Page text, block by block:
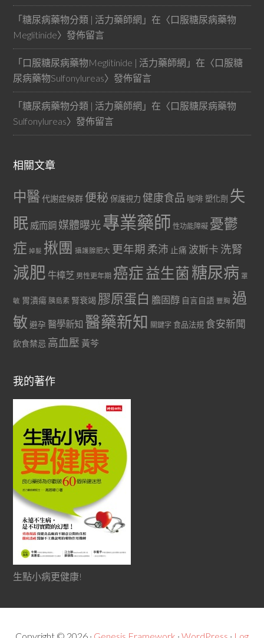
「糖尿病藥物分類 | 活力藥師網 」在〈口服糖尿病藥物
Meglitinide〉發佈留言
「口服糖尿病藥物Meglitinide | 活力藥師網 」在〈口服糖
尿病藥物Sulfonylureas〉發佈留言
「糖尿病藥物分類 | 活力藥師網 」在〈口服糖尿病藥物
Sulfonylureas〉發佈留言
相關文章
中醫代謝症候群 便秘 保護視力 健康食品 咖啡 塑化劑 失
眠 威而鋼 媒體曝光專業藥師 性功能障礙 憂鬱
症 掉髮 揪團 攝護腺肥大 更年期 柔沛 止痛 波斯卡 洗腎
減肥 牛樟芝 男性更年期 癌症益生菌 糖尿病 罩
敏 胃潰瘍 胰島素 腎衰竭 膠原蛋白 膽固醇 自言自語 豐胸 過
敏 避孕 醫學新知 醫藥新知 關鍵字 食品法規 食安新聞
飲食禁忌 高血壓 黃芩
我的著作
生點小病更健康!